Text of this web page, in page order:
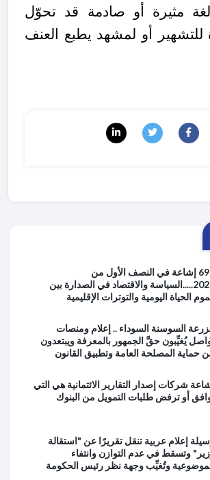
مثيرة أو صادمة قد تحوّل
للتشهير أو لمشهد يطبع العنف
697 إشاعة في النصف الأول من
2026.....السياسة والاقتصاد في الصدارة بين
الحياة اليومية والتوترات الإقليمية
السوسنة السوداء .. إعلام ومنصات
يُغيِّبون حقَّ الجمهور بالمعرفة ويبتعدون
حماية المصلحة العامة وتطبيق القانون
شركات إصدار التقارير الائتمانية هي التي
أو ترفض طلبات التمويل من البنوك
إعلام عربية تنقل تقريرًا عن "استقالة
وتسقط في عدم التوازن وانتفاء
وتُغيِّب وجهة نظر رئيس الحكومة